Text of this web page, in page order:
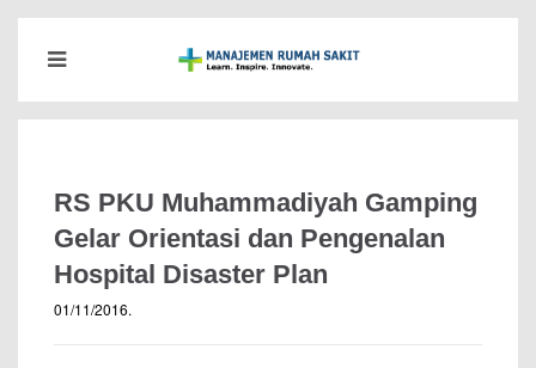
RS PKU Muhammadiyah Gamping
Gelar Orientasi dan Pengenalan
Hospital Disaster Plan
01/11/2016.